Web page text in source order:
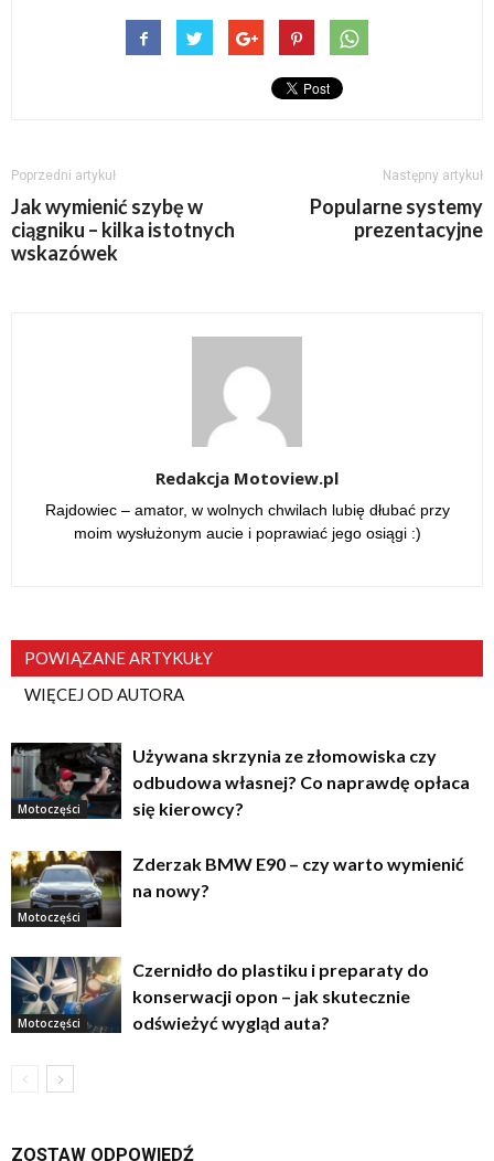
Poprzedni artykuł
Jak wymienić szybę w
ciągniku – kilka istotnych
wskazówek
Następny artykuł
Popularne systemy
prezentacyjne
Redakcja Motoview.pl
Rajdowiec – amator, w wolnych chwilach lubię dłubać przy
moim wysłużonym aucie i poprawiać jego osiągi :)
POWIĄZANE ARTYKUŁY
WIĘCEJ OD AUTORA
Motoczęści
Używana skrzynia ze złomowiska czy
odbudowa własnej? Co naprawdę opłaca
się kierowcy?
Motoczęści
Zderzak BMW E90 – czy warto wymienić
na nowy?
Motoczęści
Czernidło do plastiku i preparaty do
konserwacji opon – jak skutecznie
odświeżyć wygląd auta?
ZOSTAW ODPOWIEDŹ